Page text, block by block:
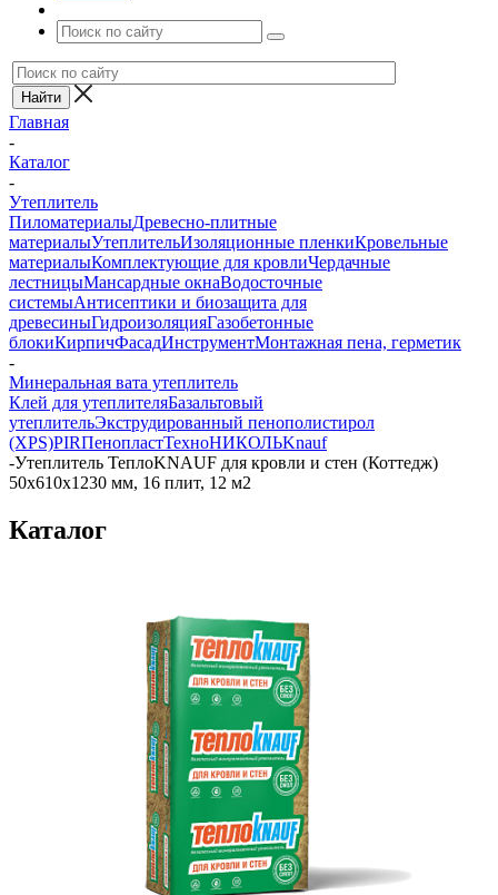
Главная
-
Каталог
-
Утеплитель
ПиломатериалыДревесно-плитные
материалыУтеплительИзоляционные пленкиКровельные
материалыКомплектующие для кровлиЧердачные
лестницыМансардные окнаВодосточные
системыАнтисептики и биозащита для
древесиныГидроизоляцияГазобетонные
блокиКирпичФасадИнструментМонтажная пена, герметик
-
Минеральная вата утеплитель
Клей для утеплителяБазальтовый
утеплительЭкструдированный пенополистирол
(XPS)PIRПенопластТехноНИКОЛЬKnauf
-Утеплитель ТеплоKNAUF для кровли и стен (Коттедж)
50х610х1230 мм, 16 плит, 12 м2
Каталог